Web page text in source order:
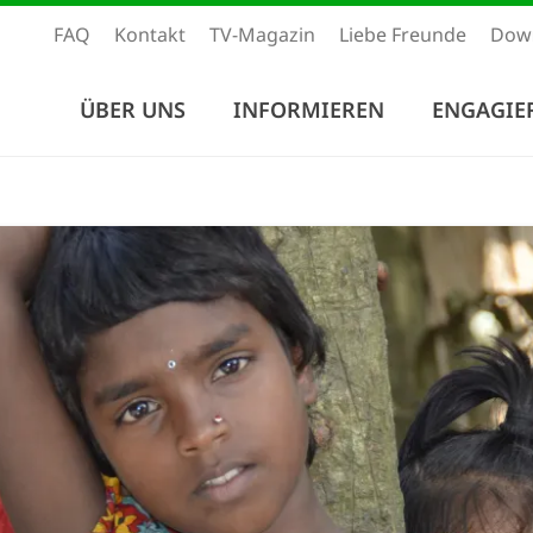
FAQ Kontakt TV-Magazin Liebe Freunde
ÜBER UNS INFORMIEREN